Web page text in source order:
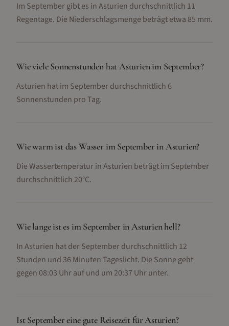
Im September gibt es in Asturien durchschnittlich 11
Regentage. Die Niederschlagsmenge beträgt etwa 85 mm.
Wie viele Sonnenstunden hat Asturien im September?
Asturien hat im September durchschnittlich 6
Sonnenstunden pro Tag.
Wie warm ist das Wasser im September in Asturien?
Die Wassertemperatur in Asturien beträgt im September
durchschnittlich 20°C.
Wie lange ist es im September in Asturien hell?
In Asturien hat der September durchschnittlich 12
Stunden und 36 Minuten Tageslicht. Die Sonne geht
gegen 08:03 Uhr auf und um 20:37 Uhr unter.
Ist September eine gute Reisezeit für Asturien?